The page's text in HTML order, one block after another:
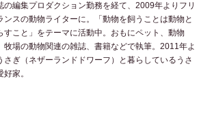
の編集プロダクション勤務を経て、2009年よりフリ
ンスの動物ライターに。「動物を飼うことは動物と
すこと」をテーマに活動中。おもにペット、動物
牧場の動物関連の雑誌、書籍などで執筆。2011年よ
さぎ（ネザーランドドワーフ）と暮らしているうさ
好家。